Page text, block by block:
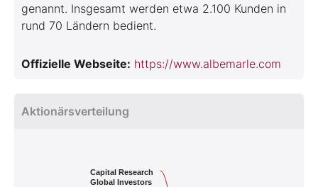
genannt. Insgesamt werden etwa 2.100 Kunden in
rund 70 Ländern bedient.
Offizielle Webseite: https://www.albemarle.com
Aktionärsverteilung
Capital Research
Global Investors